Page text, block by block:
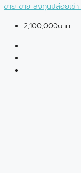
ขาย ขาย ลงทุนปล่อยเช่า
2,100,000บาท